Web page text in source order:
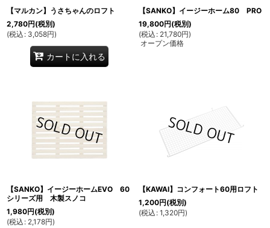
【マルカン】うさちゃんのロフト
2,780円(税別)
(税込 : 3,058円)
カートに入れる
【SANKO】イージーホーム80 PRO
19,800円(税別)
(税込 : 21,780円)
オープン価格
【SANKO】イージーホームEVO 60
シリーズ用 木製スノコ
1,980円(税別)
(税込 : 2,178円)
【KAWAI】コンフォート60用ロフト
1,200円(税別)
(税込 : 1,320円)